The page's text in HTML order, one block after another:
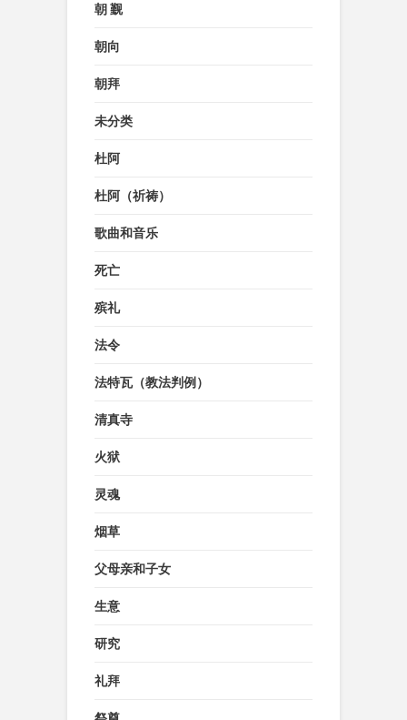
朝 觐
朝向
朝拜
未分类
杜阿
杜阿（祈祷）
歌曲和音乐
死亡
殡礼
法令
法特瓦（教法判例）
清真寺
火狱
灵魂
烟草
父母亲和子女
生意
研究
礼拜